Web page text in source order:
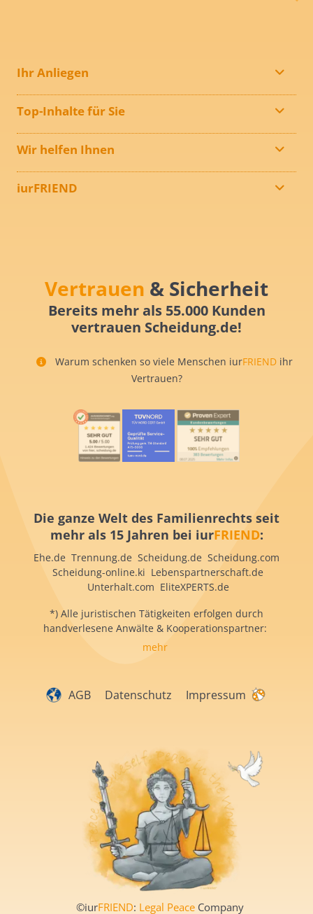
Ihr Anliegen
Top-Inhalte für Sie
Wir helfen Ihnen
iurFRIEND
Vertrauen & Sicherheit
Bereits mehr als 55.000 Kunden
vertrauen Scheidung.de!
Warum schenken so viele Menschen iurFRIEND ihr
Vertrauen?
Die ganze Welt des Familienrechts seit
mehr als 15 Jahren bei iurFRIEND:
Ehe.de Trennung.de Scheidung.de Scheidung.com
Scheidung-online.ki Lebenspartnerschaft.de
Unterhalt.com EliteXPERTS.de
*) Alle juristischen Tätigkeiten erfolgen durch
handverlesene Anwälte & Kooperationspartner:
mehr
AGB Datenschutz Impressum
©iurFRIEND: Legal Peace Company